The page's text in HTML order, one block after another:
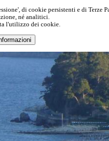
di cookie persistenti e di Terze
né analitici.
l'utilizzo dei cookie.